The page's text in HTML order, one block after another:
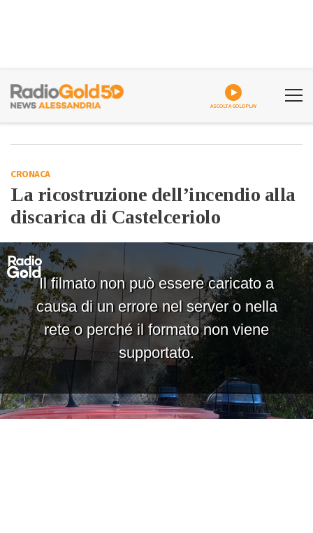
ASCOLTA GOLDPLAY
CRONACA
La ricostruzione dell’incendio alla
discarica di Castelceriolo